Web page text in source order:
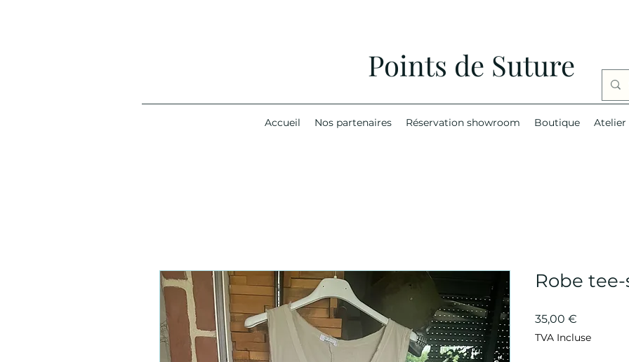
Points de Suture
Accueil Nos partenaires Réservation showroom Boutique Atelier
Robe
35,00 €
TVA Incluse